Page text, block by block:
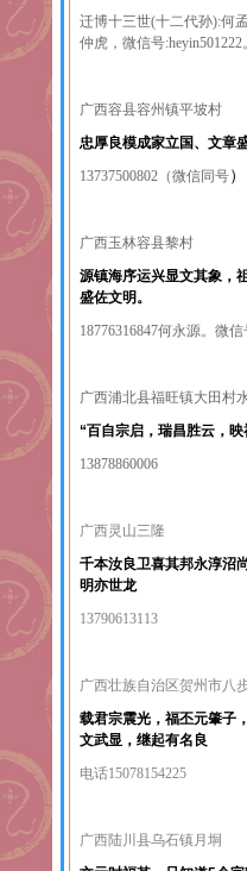
迁博十三世(十二代孙):何
仲虎，微信号:heyin501222。
广西容县容州镇平坡村
忠厚良模成家立国、文章
13737500802（微信同号）
广西玉林容县黎村
源镇海序运兴显文其象，
盛佐文明。
18776316847何永源。微
广西浦北县福旺镇大田
“百自宗启，瑞昌胜云，
13878860006
广西灵山三隆
千本汝良卫喜其邦永淳沼
明亦世龙
13790613113
广西壮族自治区贺州市八
载君宗震光，福丕元肇子
文武显，继起有名良
电话15078154225
广西陆川县乌石镇月垌